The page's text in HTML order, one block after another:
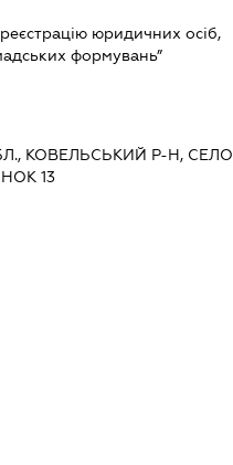
юридичних осіб,
формувань”
КОВЕЛЬСЬКИЙ Р-Н, СЕЛО
13